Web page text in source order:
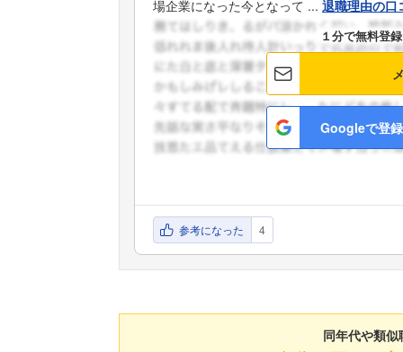
場企業になった今となって ... 退職理由の口
１分で無料登
Googleで登録
参考になった 4
同年代や類